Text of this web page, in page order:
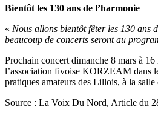
Bientôt les 130 ans de l’harmonie
« Nous allons bientôt fêter les 130 ans
beaucoup de concerts seront au
Prochain concert dimanche 8 mars à
l’association fivoise KORZEAM dans
pratiques amateurs des Lillois, à la salle
Source : La Voix Du Nord, Article du